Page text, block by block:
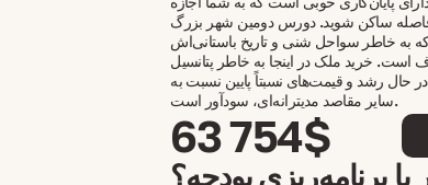
ساکن شوید. دورس دومین شهر بزرگ
به خاطر سواحل شنی و تاریخ باستانی‌اش
است. خرید ملک در اینجا به خاطر پتانسیل
حال رشد و قیمت‌های نسبتاً پایین نسبت به
سایر مقاصد مدیترانه‌ای، سودآور است.
63 754$
برنامه‌ریزی بودجه؟